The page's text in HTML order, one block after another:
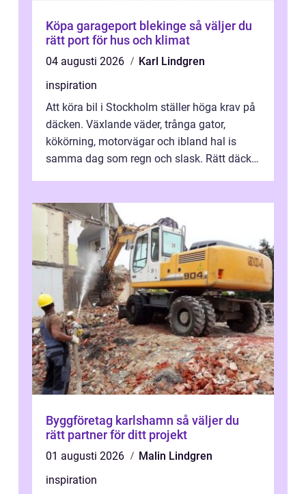
Köpa garageport blekinge så väljer du
rätt port för hus och klimat
04 augusti 2026
Karl Lindgren
inspiration
Att köra bil i Stockholm ställer höga krav på
däcken. Växlande väder, trånga gator,
kökörning, motorvägar och ibland hal is
samma dag som regn och slask. Rätt däck
Byggföretag karlshamn så väljer du
rätt partner för ditt projekt
01 augusti 2026
Malin Lindgren
inspiration